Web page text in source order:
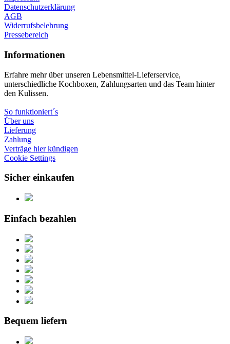
Datenschutzerklärung
AGB
Widerrufsbelehrung
Pressebereich
Informationen
Erfahre mehr über unseren Lebensmittel-Lieferservice,
unterschiedliche Kochboxen, Zahlungsarten und das Team hinter
den Kulissen.
So funktioniert´s
Über uns
Lieferung
Zahlung
Verträge hier kündigen
Cookie Settings
Sicher einkaufen
Einfach bezahlen
Bequem liefern